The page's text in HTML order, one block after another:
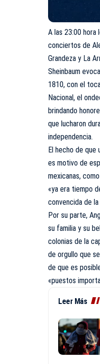
A las 23:00 hora
conciertos de
Grandeza y La
Sheinbaum
1810, con el
Nacional, el
brindando
que lucharon
independencia.
El hecho de que
es motivo de
mexicanas,
«ya era tiempo
convencida de
Por su parte,
su familia y su
colonias de la
de orgullo que
de que es
«puestos
Leer Más